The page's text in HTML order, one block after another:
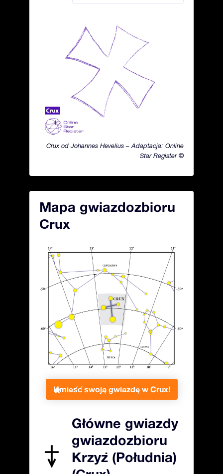
Crux od Johannes Hevelius – Adaptacja: Online
Star Register ©
Mapa gwiazdozbioru
Crux
Umieść swoją gwiazdę w Crux!
Główne gwiazdy
gwiazdozbioru
Krzyż (Południa)